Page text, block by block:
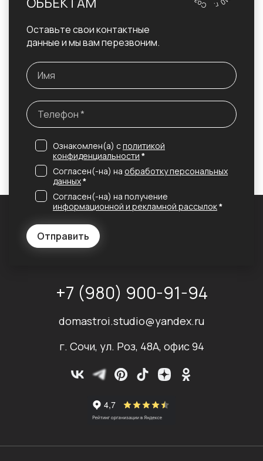
Оставьте свои контактные
данные и мы вам перезвоним.
Отправить
Ознакомлен(а) сполитикой
конфиденциальности *
Согласен(-на) на обработку персональных
данных*
Согласен(-на) на получение
информационной и рекламной рассылок*
+7 (980) 900-91-94
domastroi.studio@yandex.ru
г. Сочи, ул. Роз, 48А, офис 94